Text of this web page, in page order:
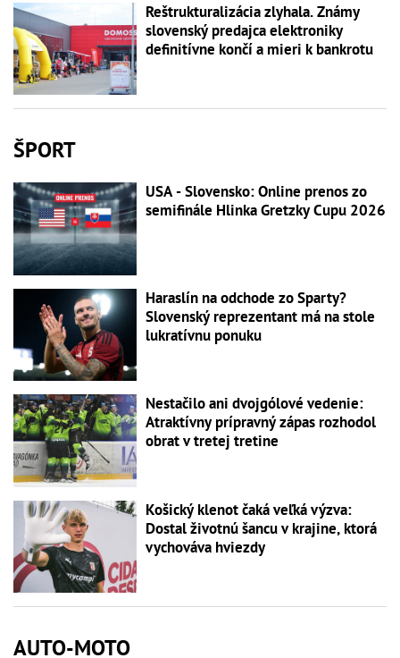
Reštrukturalizácia zlyhala. Známy
slovenský predajca elektroniky
definitívne končí a mieri k bankrotu
ŠPORT
USA - Slovensko: Online prenos zo
semifinále Hlinka Gretzky Cupu 2026
Haraslín na odchode zo Sparty?
Slovenský reprezentant má na stole
lukratívnu ponuku
Nestačilo ani dvojgólové vedenie:
Atraktívny prípravný zápas rozhodol
obrat v tretej tretine
Košický klenot čaká veľká výzva:
Dostal životnú šancu v krajine, ktorá
vychováva hviezdy
AUTO-MOTO